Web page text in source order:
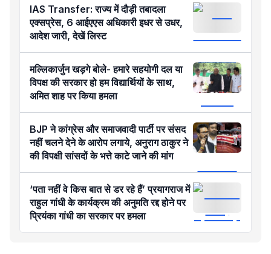
IAS Transfer: राज्य में दौड़ी तबादला
एक्सप्रेस, 6 आईएएस अधिकारी इधर से उधर,
आदेश जारी, देखें लिस्ट
मल्लिकार्जुन खड़गे बोले- हमारे सहयोगी दल या
विपक्ष की सरकार हो हम विद्यार्थियों के साथ,
अमित शाह पर किया हमला
BJP ने कांग्रेस और समाजवादी पार्टी पर संसद
नहीं चलने देने के आरोप लगाये, अनुराग ठाकुर ने
की विपक्षी सांसदों के भत्ते काटे जाने की मांग
‘पता नहीं वे किस बात से डर रहे हैं’ प्रयागराज में
राहुल गांधी के कार्यक्रम की अनुमति रद्द होने पर
प्रियंका गांधी का सरकार पर हमला